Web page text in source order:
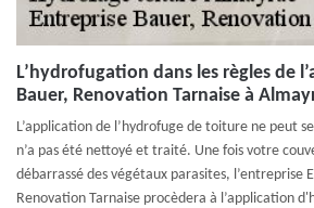
L’hydrofugation dans les règles de
Bauer, Renovation Tarnaise à
L’application de l’hydrofuge de toiture ne peut
n’a pas été nettoyé et traité. Une fois votre
débarrassé des végétaux parasites, l’entreprise
Renovation Tarnaise procèdera à l’application